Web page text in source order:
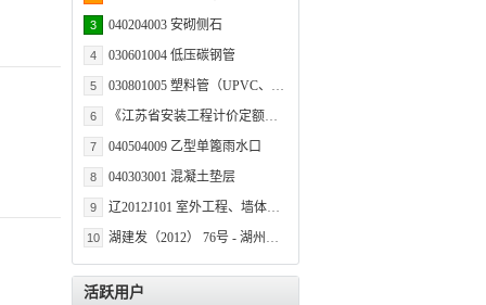
3 040204003 安砌侧石
4 030601004 低压碳钢管
5 030801005 塑料管（UPVC、PVC、PP-C等）
6 《江苏省安装工程计价定额》2014版勘误 （2014安装工程计价定额勘误）
7 040504009 乙型单篦雨水口
8
040303001 混凝土垫层
1.混凝土强度等级:C15砼垫层
9 辽2012J101 室外工程、墙体保温构造 标准图集
10 湖建发（2012） 76号 - 湖州市住房和城乡建设局转发省住房和城乡建设厅关于印发《浙江省建设工程价格信息动态管理办法》的通知
活跃用户